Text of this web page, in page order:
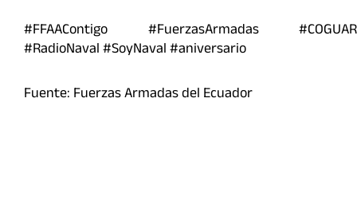
#FFAAContigo #FuerzasArmadas #COGUAR
#RadioNaval #SoyNaval #aniversario
Fuente: Fuerzas Armadas del Ecuador